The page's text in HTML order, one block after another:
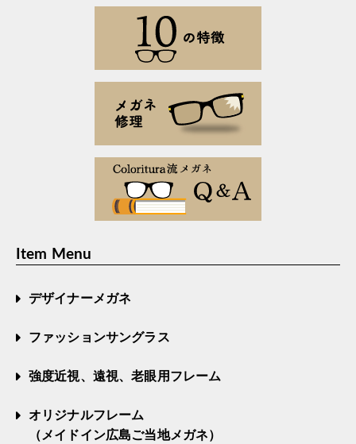
Item Menu
デザイナーメガネ
ファッションサングラス
強度近視、遠視、老眼用フレーム
オリジナルフレーム
（メイドイン広島ご当地メガネ）